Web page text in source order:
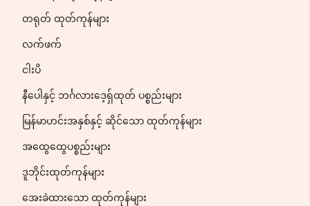
တရုတ် ထုတ်ကုန်များ
လက်ဖက်
ငါးပိ
နီပေါနှင့် ဘင်္ဂလားဒေ့ရှ်ထုတ် ပစ္စည်းများ
မြန်မာဟင်းအနှစ်နှင့် ဆိုင်သော ထုတ်ကုန်များ
အထွေထွေပစ္စည်းများ
ဒူဘိုင်းထုတ်ကုန်များ
အေးခဲထားသော ထုတ်ကုန်များ